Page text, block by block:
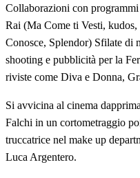
Collaborazioni con
Rai (Ma Come ti Vesti,
Conosce, Splendor) Sfilate di
shooting e pubblicità per la
riviste come Diva e Donna,
Si avvicina al cinema
Falchi in un cortometraggio
truccatrice nel make up
Luca Argentero.